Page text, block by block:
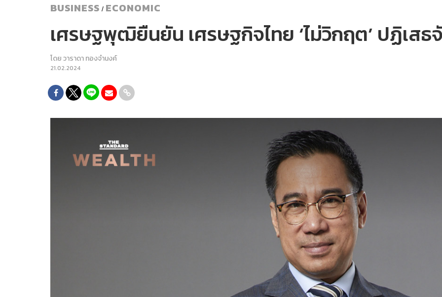
BUSINESS / ECONOMIC
เศรษฐพุฒิยืนยัน เศรษฐกิจไทย ‘ไม่วิกฤต’ ปฏิเส
โดยวาราดา ทองจำนงค์
21.02.2024